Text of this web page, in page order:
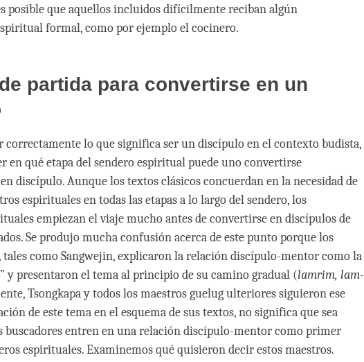
posible que aquellos incluidos difícilmente reciban algún
formal, como por ejemplo el cocinero.
partida para convertirse en un
correctamente lo que significa ser un discípulo en el contexto budista,
en qué etapa del sendero espiritual puede uno convertirse
discípulo. Aunque los textos clásicos concuerdan en la necesidad de
espirituales en todas las etapas a lo largo del sendero, los
empiezan el viaje mucho antes de convertirse en discípulos de
Se produjo mucha confusión acerca de este punto porque los
tales como Sangwejin, explicaron la relación discípulo-mentor como la
y presentaron el tema al principio de su camino gradual (lamrim, lam-
Tsongkapa y todos los maestros guelug ulteriores siguieron ese
de este tema en el esquema de sus textos, no significa que sea
buscadores entren en una relación discípulo-mentor como primer
espirituales. Examinemos qué quisieron decir estos maestros.